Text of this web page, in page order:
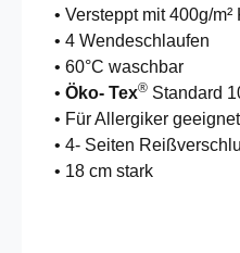
• Versteppt mit 400g/
• 4 Wendeschlaufen
• 60°C waschbar
• Öko- Tex® Standard
• Für Allergiker geeignet
• 4- Seiten
• 18 cm stark